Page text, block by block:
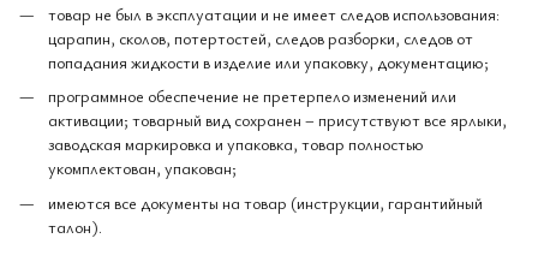
товар не был в эксплуатации и не имеет следов использования:
царапин, сколов, потертостей, следов разборки, следов от
попадания жидкости в изделие или упаковку, документацию;
программное обеспечение не претерпело изменений или
активации; товарный вид сохранен – присутствуют все ярлыки,
заводская маркировка и упаковка, товар полностью
укомплектован, упакован;
имеются все документы на товар (инструкции, гарантийный
талон).